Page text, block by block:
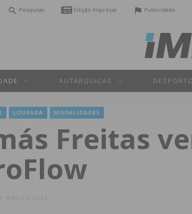
Pesquisar Edição Impressa Publicidade
AUTÁRQUICAS DESPORTO
LOUSADA MODALIDADES
Freitas
MARÇO 2023